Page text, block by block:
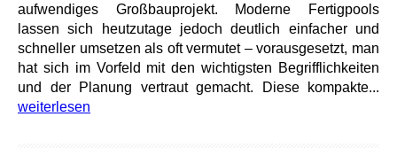
aufwendiges Großbauprojekt. Moderne Fertigpools
lassen sich heutzutage jedoch deutlich einfacher und
schneller umsetzen als oft vermutet – vorausgesetzt, man
hat sich im Vorfeld mit den wichtigsten Begrifflichkeiten
und der Planung vertraut gemacht. Diese kompakte...
weiterlesen